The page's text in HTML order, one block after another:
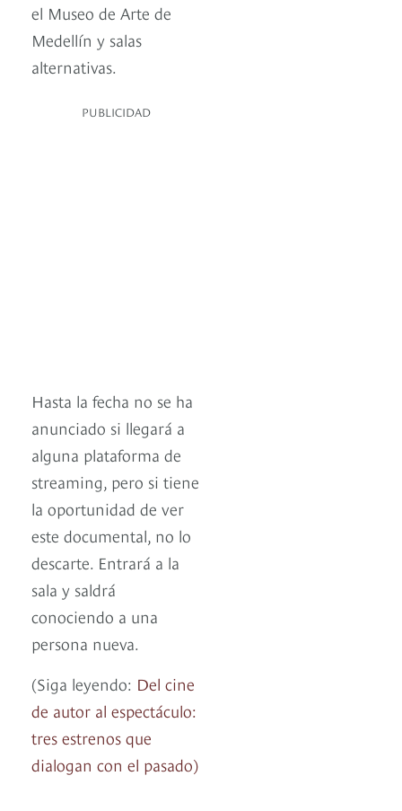
el Museo de Arte de
Medellín y salas
alternativas.
PUBLICIDAD
Hasta la fecha no se ha
anunciado si llegará a
alguna plataforma de
streaming, pero si tiene
la oportunidad de ver
este documental, no lo
descarte. Entrará a la
sala y saldrá
conociendo a una
persona nueva.
(Siga leyendo: Del cine
de autor al espectáculo:
tres estrenos que
dialogan con el pasado)